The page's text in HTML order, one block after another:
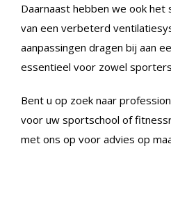
Daarnaast hebben we ook het
van een verbeterd
aanpassingen dragen bij aan
essentieel voor zowel
Bent u op zoek naar
voor uw sportschool of
met ons op voor advies op